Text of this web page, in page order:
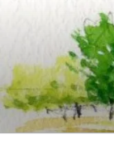
ツ
へ